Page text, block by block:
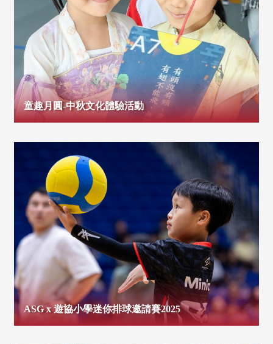
童趣月圓-中秋文化體驗活動
ASG x 遊協小學迷你排球邀請賽2025